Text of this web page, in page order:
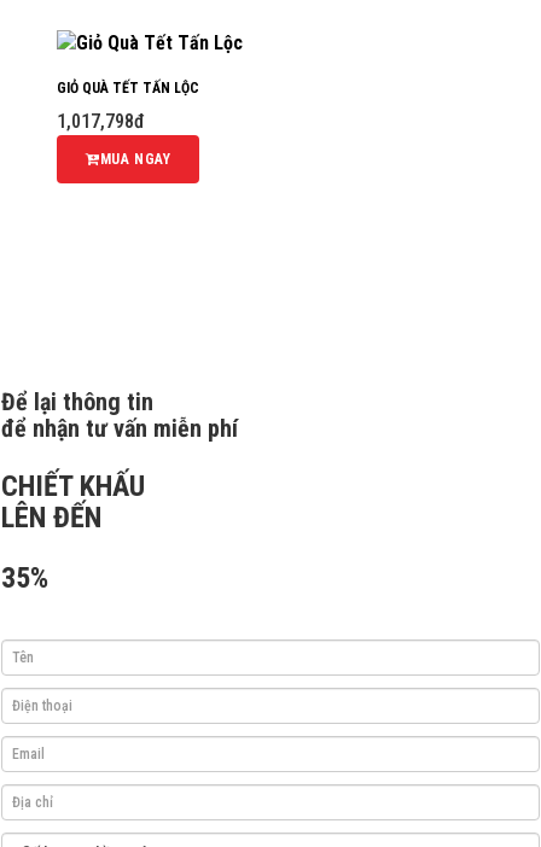
GIỎ QUÀ TẾT TẤN LỘC
1,017,798đ
MUA NGAY
Để lại thông tin
để nhận tư vấn miễn phí
CHIẾT KHẤU
LÊN ĐẾN
35%